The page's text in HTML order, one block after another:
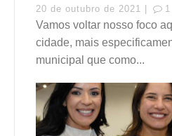
20 de outubro de 2021 | 1
Vamos voltar nosso foco
cidade, mais
municipal que como...